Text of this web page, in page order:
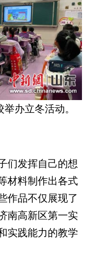
办立冬活动。
发挥自己的想
材料制作出各式
作品不仅展现了
南高新区第一实
实践能力的教学